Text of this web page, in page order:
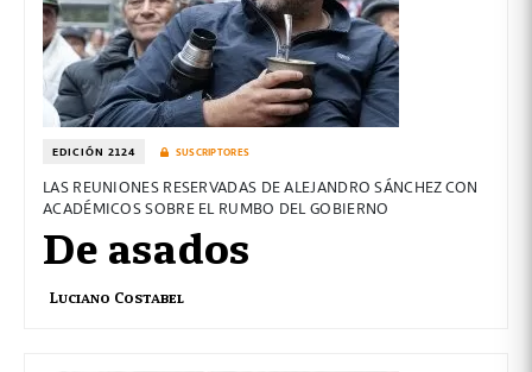
EDICIÓN 2124 SUSCRIPTORES
LAS REUNIONES RESERVADAS DE ALEJANDRO SÁNCHEZ CON
ACADÉMICOS SOBRE EL RUMBO DEL GOBIERNO
De asados
Luciano Costabel